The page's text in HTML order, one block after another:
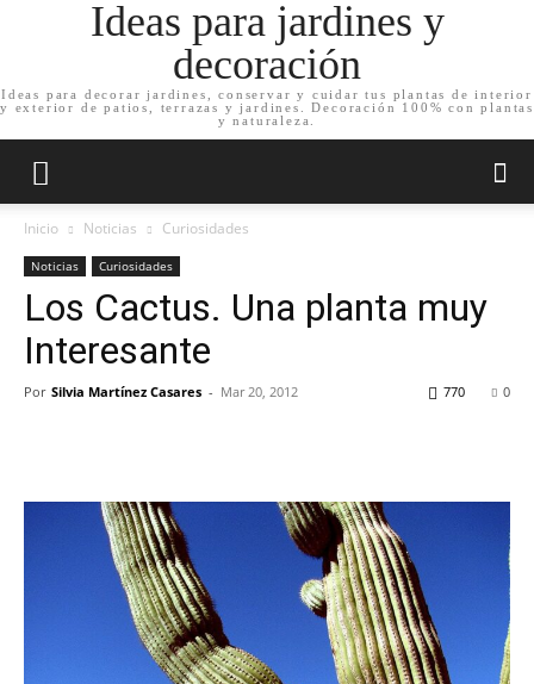
Ideas para jardines y
decoración
Ideas para decorar jardines, conservar y cuidar tus plantas de interior
y exterior de patios, terrazas y jardines. Decoración 100% con plantas
y naturaleza.
Inicio Noticias Curiosidades
Noticias Curiosidades
Los Cactus. Una planta muy
Interesante
Por Silvia Martínez Casares - Mar 20, 2012 0
770